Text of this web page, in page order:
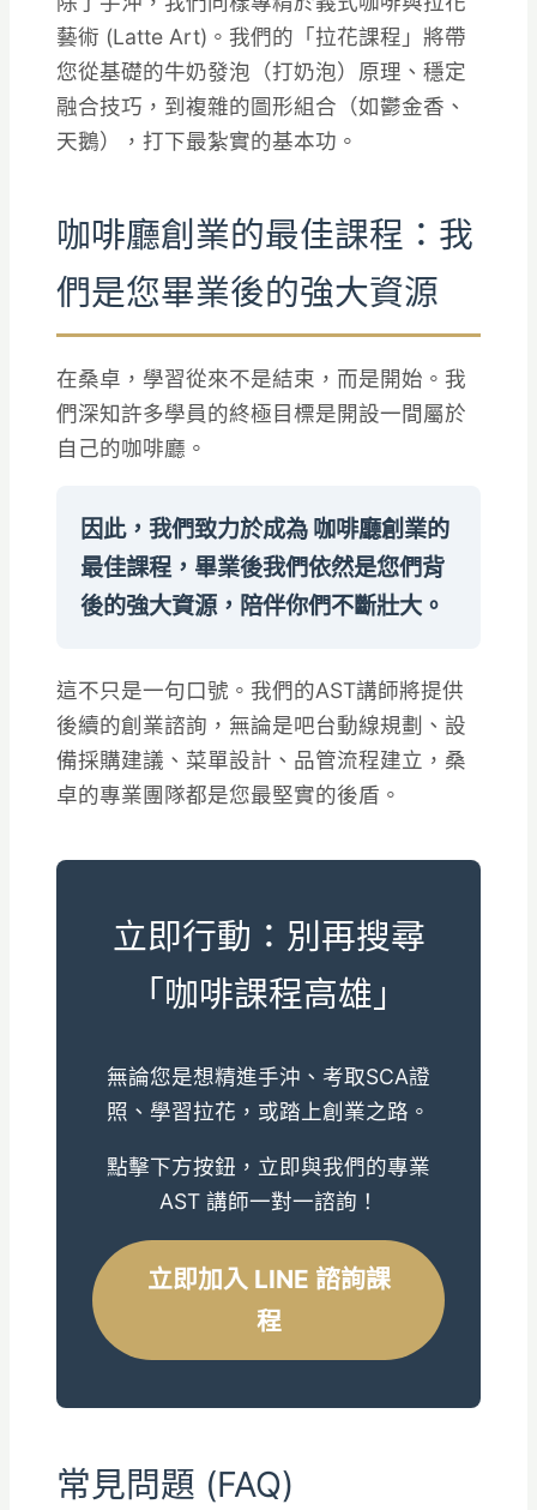
藝術 (Latte Art)。我們的「拉花課程」將帶
您從基礎的牛奶發泡（打奶泡）原理、穩定
融合技巧，到複雜的圖形組合（如鬱金香、
天鵝），打下最紮實的基本功。
咖啡廳創業的最佳課程：我
們是您畢業後的強大資源
在桑卓，學習從來不是結束，而是開始。我
們深知許多學員的終極目標是開設一間屬於
自己的咖啡廳。
因此，我們致力於成為 咖啡廳創業的
最佳課程，畢業後我們依然是您們背
後的強大資源，陪伴你們不斷壯大。
這不只是一句口號。我們的AST講師將提供
後續的創業諮詢，無論是吧台動線規劃、設
備採購建議、菜單設計、品管流程建立，桑
卓的專業團隊都是您最堅實的後盾。
立即行動：別再搜尋
「咖啡課程高雄」
無論您是想精進手沖、考取SCA證
照、學習拉花，或踏上創業之路。
點擊下方按鈕，立即與我們的專業
AST 講師一對一諮詢！
立即加入 LINE 諮詢課
程
常見問題 (FAQ)